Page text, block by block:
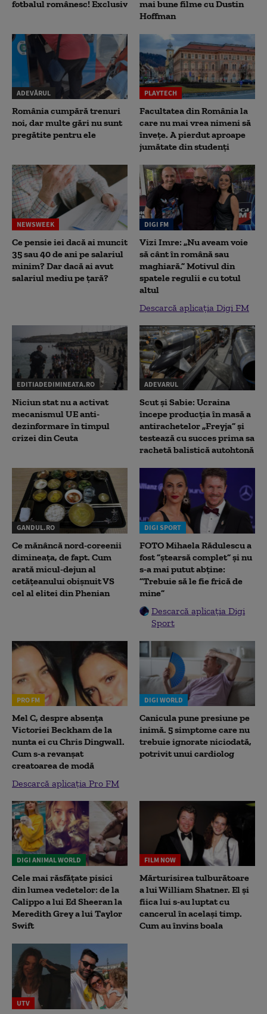
fotbalul românesc! Exclusiv
mai bune filme cu Dustin
Hoffman
ADEVĂRUL
România cumpără trenuri
noi, dar multe gări nu sunt
pregătite pentru ele
PLAYTECH
Facultatea din România la
care nu mai vrea nimeni să
înveţe. A pierdut aproape
jumătate din studenţi
NEWSWEEK
Ce pensie iei dacă ai muncit
35 sau 40 de ani pe salariul
minim? Dar dacă ai avut
salariul mediu pe țară?
DIGI FM
Vizi Imre: „Nu aveam voie
să cânt în română sau
maghiară.” Motivul din
spatele regulii e cu totul
altul
Descarcă aplicația Digi FM
EDITIADEDIMINEATA.RO
Niciun stat nu a activat
mecanismul UE anti-
dezinformare în timpul
crizei din Ceuta
ADEVARUL
Scut și Sabie: Ucraina
începe producția în masă a
antirachetelor „Freyja” și
testează cu succes prima sa
rachetă balistică autohtonă
GANDUL.RO
Ce mănâncă nord-coreenii
dimineața, de fapt. Cum
arată micul-dejun al
cetățeanului obișnuit VS
cel al elitei din Phenian
DIGI SPORT
FOTO Mihaela Rădulescu a
fost ”ștearsă complet” și nu
s-a mai putut abține:
”Trebuie să le fie frică de
mine”
Descarcă aplicația Digi
Sport
PRO FM
Mel C, despre absența
Victoriei Beckham de la
nunta ei cu Chris Dingwall.
Cum s-a revanșat
creatoarea de modă
Descarcă aplicația Pro FM
DIGI WORLD
Canicula pune presiune pe
inimă. 5 simptome care nu
trebuie ignorate niciodată,
potrivit unui cardiolog
DIGI ANIMAL WORLD
Cele mai răsfățate pisici
din lumea vedetelor: de la
Calippo a lui Ed Sheeran la
Meredith Grey a lui Taylor
Swift
FILM NOW
Mărturisirea tulburătoare
a lui William Shatner. El și
fiica lui s-au luptat cu
cancerul în același timp.
Cum au învins boala
UTV